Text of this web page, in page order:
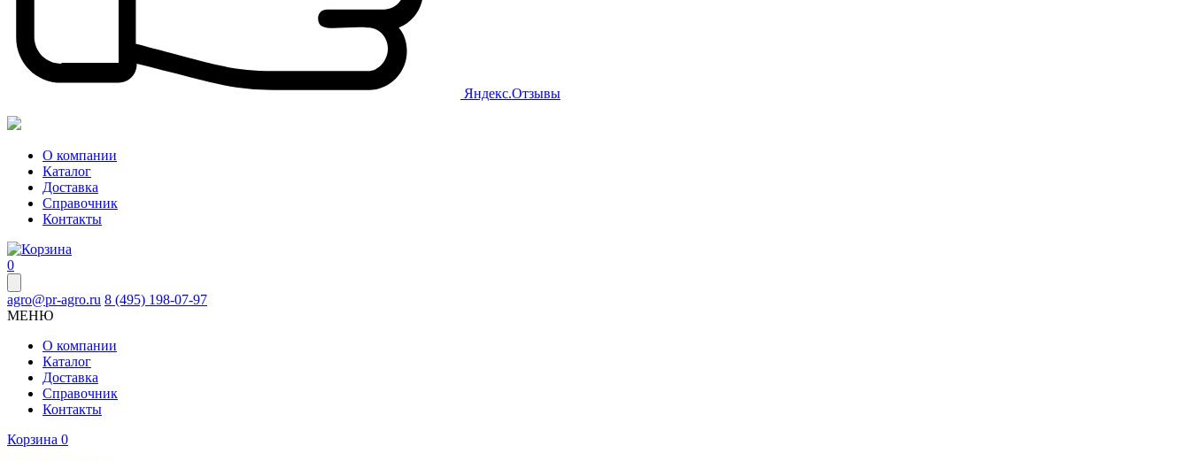
Яндекс.Отзывы
О компании
Каталог
Доставка
Справочник
Контакты
0
agro@pr-agro.ru 8 (495) 198-07-97
МЕНЮ
О компании
Каталог
Доставка
Справочник
Контакты
Корзина 0